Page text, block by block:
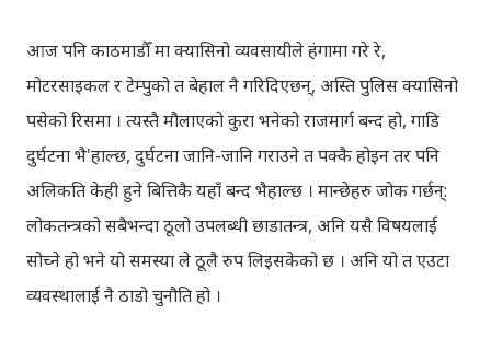
आज पनि काठमाडौँ मा क्यासिनो व्यवसायीले हंगामा गरे रे,
मोटरसाइकल र टेम्पुको त बेहाल नै गरिदिएछन्, अस्ति पुलिस क्यासिनो
पसेको रिसमा । त्यस्तै मौलाएको कुरा भनेको राजमार्ग बन्द हो, गाडि
दुर्घटना भै'हाल्छ, दुर्घटना जानि-जानि गराउने त पक्कै होइन तर पनि
अलिकति केही हुने बित्तिकै यहाँ बन्द भैहाल्छ । मान्छेहरु जोक गर्छन्:
लोकतन्त्रको सबैभन्दा ठूलो उपलब्धी छाडातन्त्र, अनि यसै विषयलाई
सोच्ने हो भने यो समस्या ले ठूलै रुप लिइसकेको छ । अनि यो त एउटा
व्यवस्थालाई नै ठाडो चुनौति हो ।